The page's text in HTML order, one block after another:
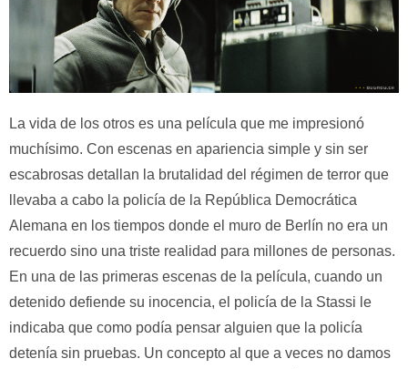
La vida de los otros es una película que me impresionó
muchísimo. Con escenas en apariencia simple y sin ser
escabrosas detallan la brutalidad del régimen de terror que
llevaba a cabo la policía de la República Democrática
Alemana en los tiempos donde el muro de Berlín no era un
recuerdo sino una triste realidad para millones de personas.
En una de las primeras escenas de la película, cuando un
detenido defiende su inocencia, el policía de la Stassi le
indicaba que como podía pensar alguien que la policía
detenía sin pruebas. Un concepto al que a veces no damos